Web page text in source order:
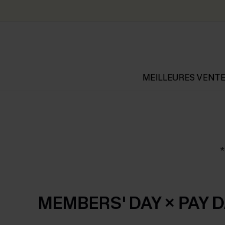
MEILLEURES
MEMBERS' DAY × PAY